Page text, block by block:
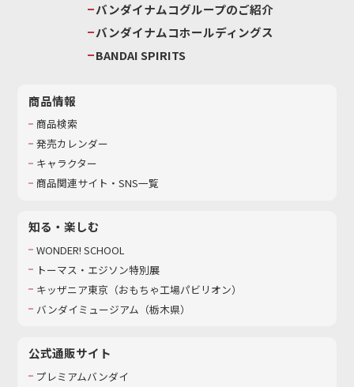
バンダイナムコグループのご紹介
バンダイナムコホールディングス
BANDAI SPIRITS
商品情報
商品検索
発売カレンダー
キャラクター
商品関連サイト・SNS一覧
知る・楽しむ
WONDER! SCHOOL
トーマス・エジソン特別展
キッザニア東京（おもちゃ工場パビリオン）​
バンダイミュージアム（栃木県）
公式通販サイト
プレミアムバンダイ